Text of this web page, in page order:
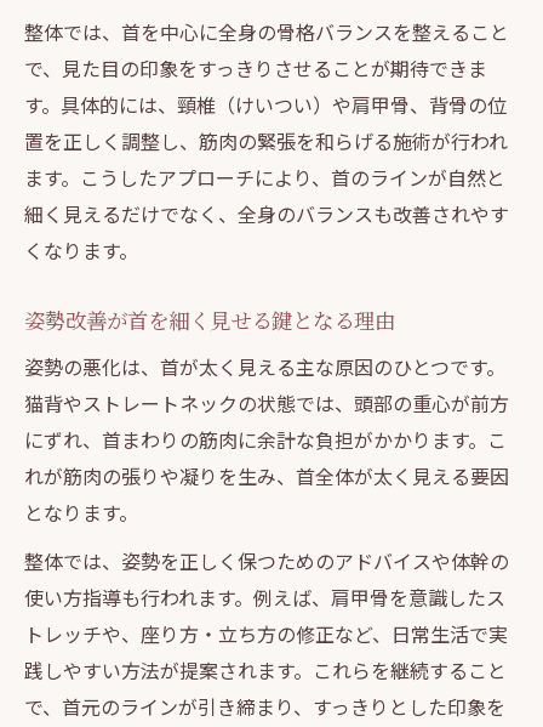
首を細く見せるための正しい姿勢の作り方
首が太く見える原因を整体で解消
骨格の歪みと姿勢が首の太さに与える影響
とは
整体で改善する首まわりのむくみやコリの
対策
首ボキボキ整体の効果と安全性を正しく知
ストレートネック改善に整体が果たす役割
整体で首の歪みを整え美しいラインを実現
整体を活用した首元ケアのポイント
整体による首元の骨格調整で細見せを実現
日常生活に活かせる姿勢改善セルフケア法
首や肩のコリを整体で根本からアプローチ
整体施術後の首元の変化を実感するポイン
ト
骨格矯正と姿勢改善の組み合わせが効果的
歪み改善で首本来の美しさを引き出す
整体では、首を中心に全身の骨格バランスを整えること
で、見た目の印象をすっきりさせることが期待できま
す。具体的には、頸椎（けいつい）や肩甲骨、背骨の位
置を正しく調整し、筋肉の緊張を和らげる施術が行われ
ます。こうしたアプローチにより、首のラインが自然と
細く見えるだけでなく、全身のバランスも改善されやす
くなります。
姿勢改善が首を細く見せる鍵となる理由
姿勢の悪化は、首が太く見える主な原因のひとつです。
猫背やストレートネックの状態では、頭部の重心が前方
にずれ、首まわりの筋肉に余計な負担がかかります。こ
れが筋肉の張りや凝りを生み、首全体が太く見える要因
となります。
整体では、姿勢を正しく保つためのアドバイスや体幹の
使い方指導も行われます。例えば、肩甲骨を意識したス
トレッチや、座り方・立ち方の修正など、日常生活で実
践しやすい方法が提案されます。これらを継続すること
で、首元のラインが引き締まり、すっきりとした印象を